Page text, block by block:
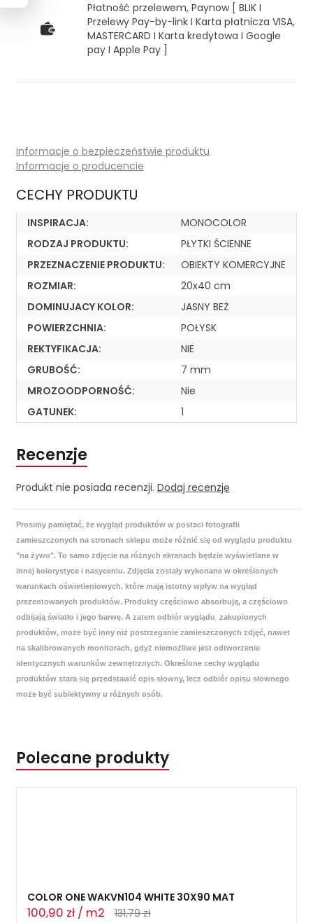
Płatność przelewem, Paynow [ BLIK I
Przelewy Pay-by-link I Karta płatnicza VISA,
MASTERCARD I Karta kredytowa I Google
pay I Apple Pay ]
Informacje o bezpieczeństwie produktu
Informacje o producencie
CECHY PRODUKTU
INSPIRACJA:
MONOCOLOR
RODZAJ PRODUKTU:
PŁYTKI ŚCIENNE
PRZEZNACZENIE PRODUKTU:
OBIEKTY KOMERCYJNE
ROZMIAR:
20x40 cm
DOMINUJACY KOLOR:
JASNY BEŻ
POWIERZCHNIA:
POŁYSK
REKTYFIKACJA:
NIE
GRUBOŚĆ:
7 mm
MROZOODPORNOŚĆ:
Nie
GATUNEK:
1
Recenzje
Produkt nie posiada recenzji. Dodaj recenzję
Prosimy pamiętać, że wygląd produktów w postaci fotografii
zamieszczonych na stronach sklepu może różnić się od wyglądu produktu
"na żywo". To samo zdjęcie na różnych ekranach będzie wyświetlane w
innej kolorystyce i nasyceniu. Zdjęcia zostały wykonane w określonych
warunkach oświetleniowych, które mają istotny wpływ na wygląd
prezentowanych produktów. Produkty częściowo absorbują, a częściowo
odbijają światło i jego barwę. A zatem odbiór wyglądu zakupionych
produktów, może być inny niż postrzeganie zamieszczonych zdjęć, nawet
na skalibrowanych monitorach, gdyż niemożliwe jest odtworzenie
identycznych warunków zewnętrznych. Określone cechy wyglądu
produktów stara się przedstawić opis słowny, lecz odbiór opisu słownego
może być subiektywny u różnych osób.
Polecane produkty
COLOR ONE WAKVN104 WHITE 30X90 MAT
100,90 zł / m2
131,79 zł